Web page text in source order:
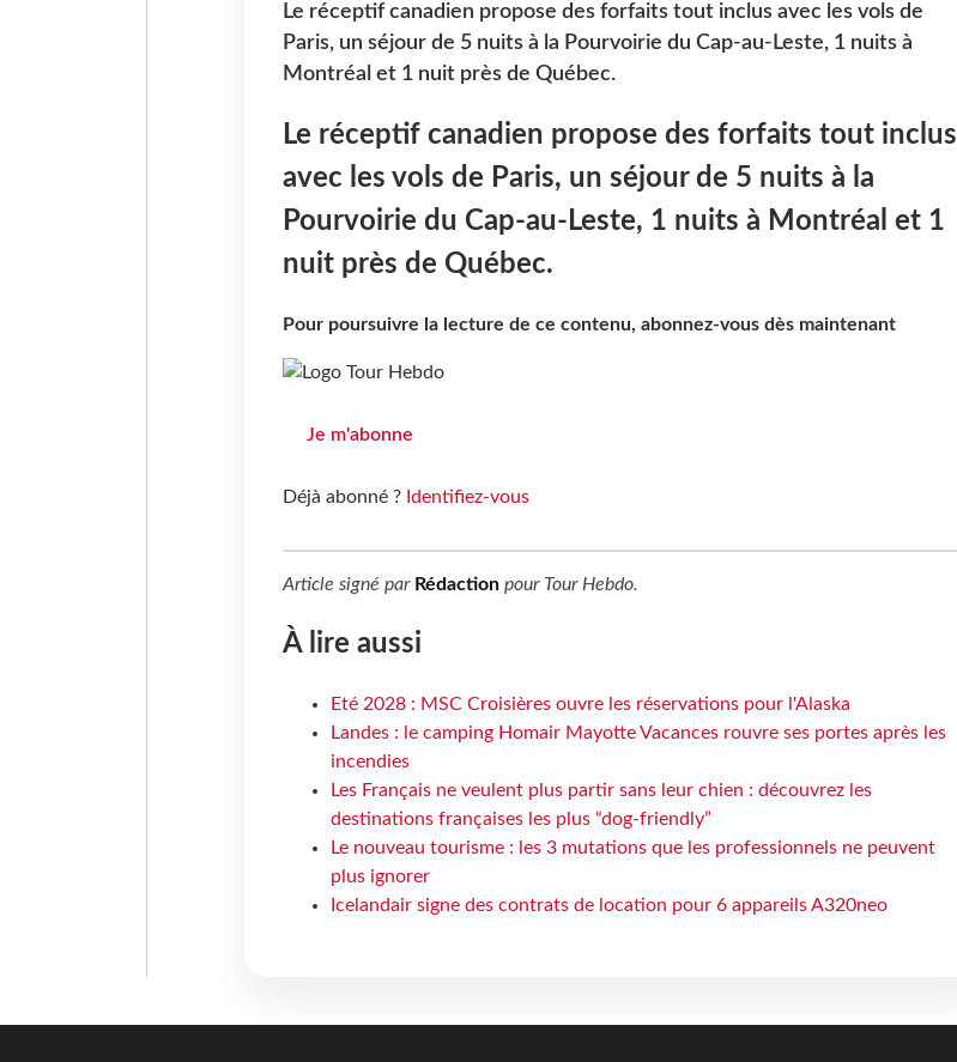
Le réceptif canadien propose des forfaits tout inclus avec les vols de
Paris, un séjour de 5 nuits à la Pourvoirie du Cap-au-Leste, 1 nuits à
Montréal et 1 nuit près de Québec.
Le réceptif canadien propose des forfaits tout inclus
avec les vols de Paris, un séjour de 5 nuits à la
Pourvoirie du Cap-au-Leste, 1 nuits à Montréal et 1
nuit près de Québec.
Pour poursuivre la lecture de ce contenu, abonnez-vous dès maintenant
Je m'abonne
Déjà abonné ? Identifiez-vous
Article signé par Rédactionpour Tour Hebdo.
À lire aussi
Eté 2028 : MSC Croisières ouvre les réservations pour l'Alaska
Landes : le camping Homair Mayotte Vacances rouvre ses portes après les
incendies
Les Français ne veulent plus partir sans leur chien : découvrez les
destinations françaises les plus “dog-friendly”
Le nouveau tourisme : les 3 mutations que les professionnels ne peuvent
plus ignorer
Icelandair signe des contrats de location pour 6 appareils A320neo